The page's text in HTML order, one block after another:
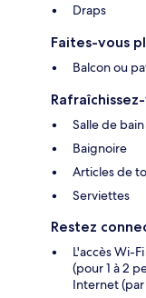
Draps
Faites-vous
Balcon ou
Salle de
Baignoire
Articles de
Serviettes
Restez
L'accès Wi-
(pour 1 à 2
Internet